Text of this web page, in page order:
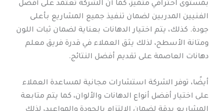
بمستوى احترافي متميز، كما أن الشركة تعتمد على أفضل
الفنيين المدربين لضمان تنفيذ جميع المشاريع بأعلى
جودة. كذلك، يتم اختيار الدهانات بعناية لضمان ثبات اللون
ومتانة الأسطح، لذلك يثق العملاء في قدرة فريق معلم
دهانات العاصمة على تقديم أفضل النتائج.
أيضًا، توفر الشركة استشارات مجانية لمساعدة العملاء
على اختيار أفضل أنواع الدهانات والألوان، كما يتم متابعة